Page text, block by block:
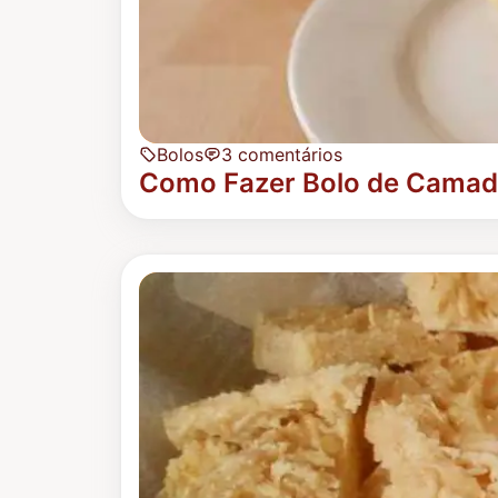
Bolos 3 comentários
Como Fazer Bolo de